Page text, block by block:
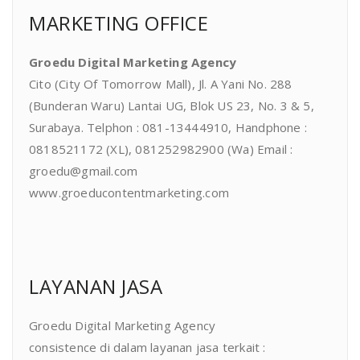
MARKETING OFFICE
Groedu Digital Marketing Agency
Cito (City Of Tomorrow Mall), Jl. A Yani No. 288
(Bunderan Waru) Lantai UG, Blok US 23, No. 3 & 5,
Surabaya. Telphon : 081-13444910, Handphone :
0818521172 (XL), 081252982900 (Wa) Email :
groedu@gmail.com
www.groeducontentmarketing.com
LAYANAN JASA
Groedu Digital Marketing Agency
consistence di dalam layanan jasa terkait :